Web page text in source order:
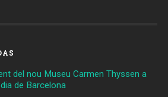
del nou Museu Carmen Thyssen a
de Barcelona